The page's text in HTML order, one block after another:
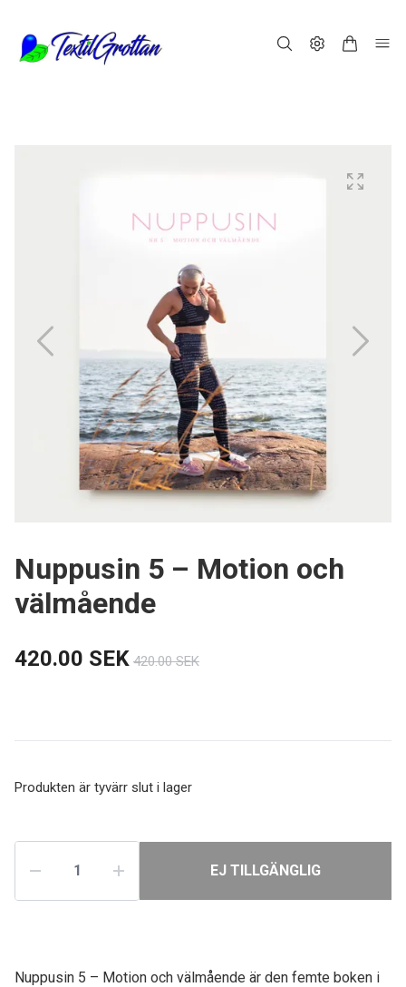
Nuppusin 5 – Motion och
välmående
420.00 SEK 420.00 SEK
Produkten är tyvärr slut i lager
EJ TILLGÄNGLIG
Nuppusin 5 – Motion och välmående är den femte boken i